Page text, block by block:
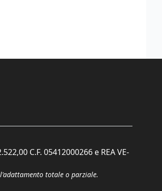
C.F. 05412000266 e REA VE-
totale o parziale.